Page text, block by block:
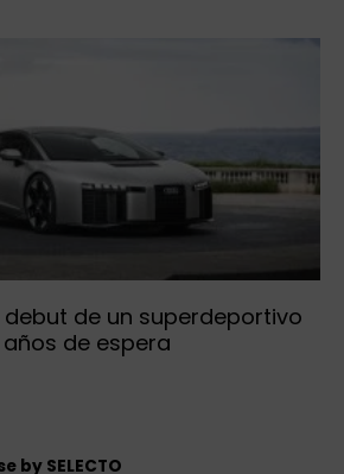
debut de un superdeportivo
de espera
by SELECTO